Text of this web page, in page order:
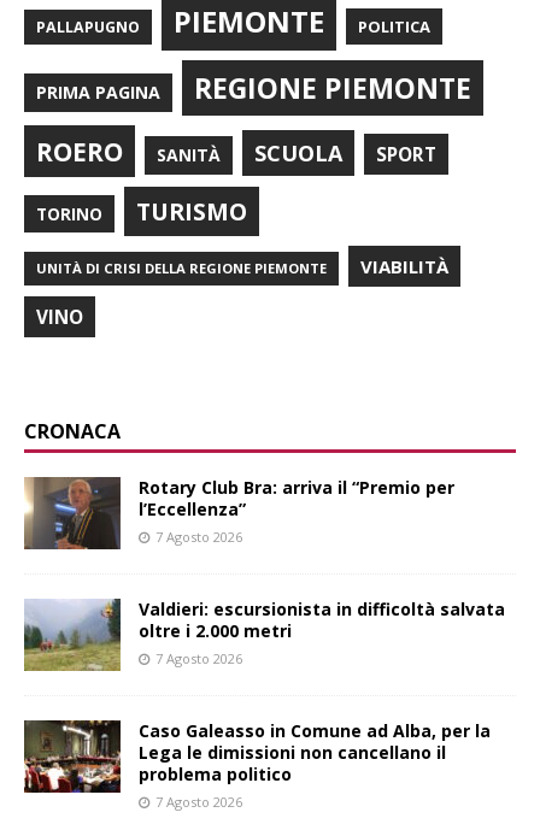
PALLAPUGNO PIEMONTE POLITICA
PRIMA PAGINA REGIONE PIEMONTE
ROERO SANITÀ SCUOLA SPORT
TORINO TURISMO
UNITÀ DI CRISI DELLA REGIONE PIEMONTE VIABILITÀ
VINO
CRONACA
Rotary Club Bra: arriva il “Premio per
l’Eccellenza”
7 Agosto 2026
Valdieri: escursionista in difficoltà salvata
oltre i 2.000 metri
7 Agosto 2026
Caso Galeasso in Comune ad Alba, per la
Lega le dimissioni non cancellano il
problema politico
7 Agosto 2026